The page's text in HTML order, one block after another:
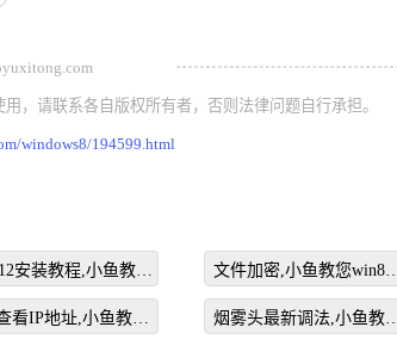
，请联系各自版权所有者，否则法律问题自行承担。
windows8/194599.html
安装教程,小鱼教您
么安装cad2012
文件加密,小鱼教您win8
么给文件加密
看IP地址,小鱼教您
烟雾头最新调法,小鱼教